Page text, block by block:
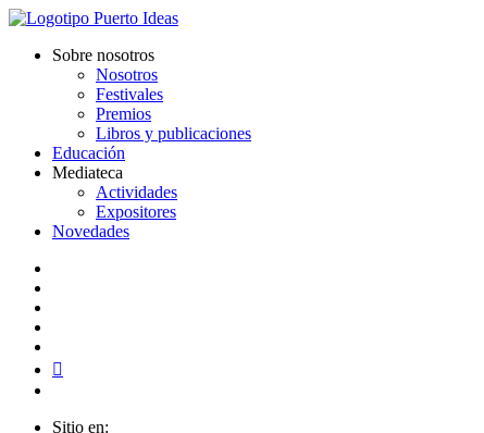
Sobre nosotros
Nosotros
Festivales
Premios
Libros y publicaciones
Educación
Mediateca
Actividades
Expositores
Novedades
Sitio en: